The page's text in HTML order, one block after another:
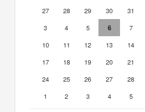
27
28 29 30 31
3
4 5 6 7
10
11 12 13 14
17
18 19 20 21
24
25 26 27 28
1
2 3 4 5